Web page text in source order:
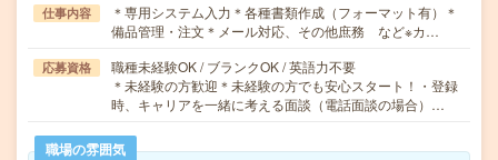
仕事内容
＊専用システム入力＊各種書類作成（フォーマット有）＊
備品管理・注文＊メール対応、その他庶務 など※カ…
応募資格
職種未経験OK / ブランクOK / 英語力不要
＊未経験の方歓迎＊未経験の方でも安心スタート！・登録
時、キャリアを一緒に考える面談（電話面談の場合）…
職場の雰囲気